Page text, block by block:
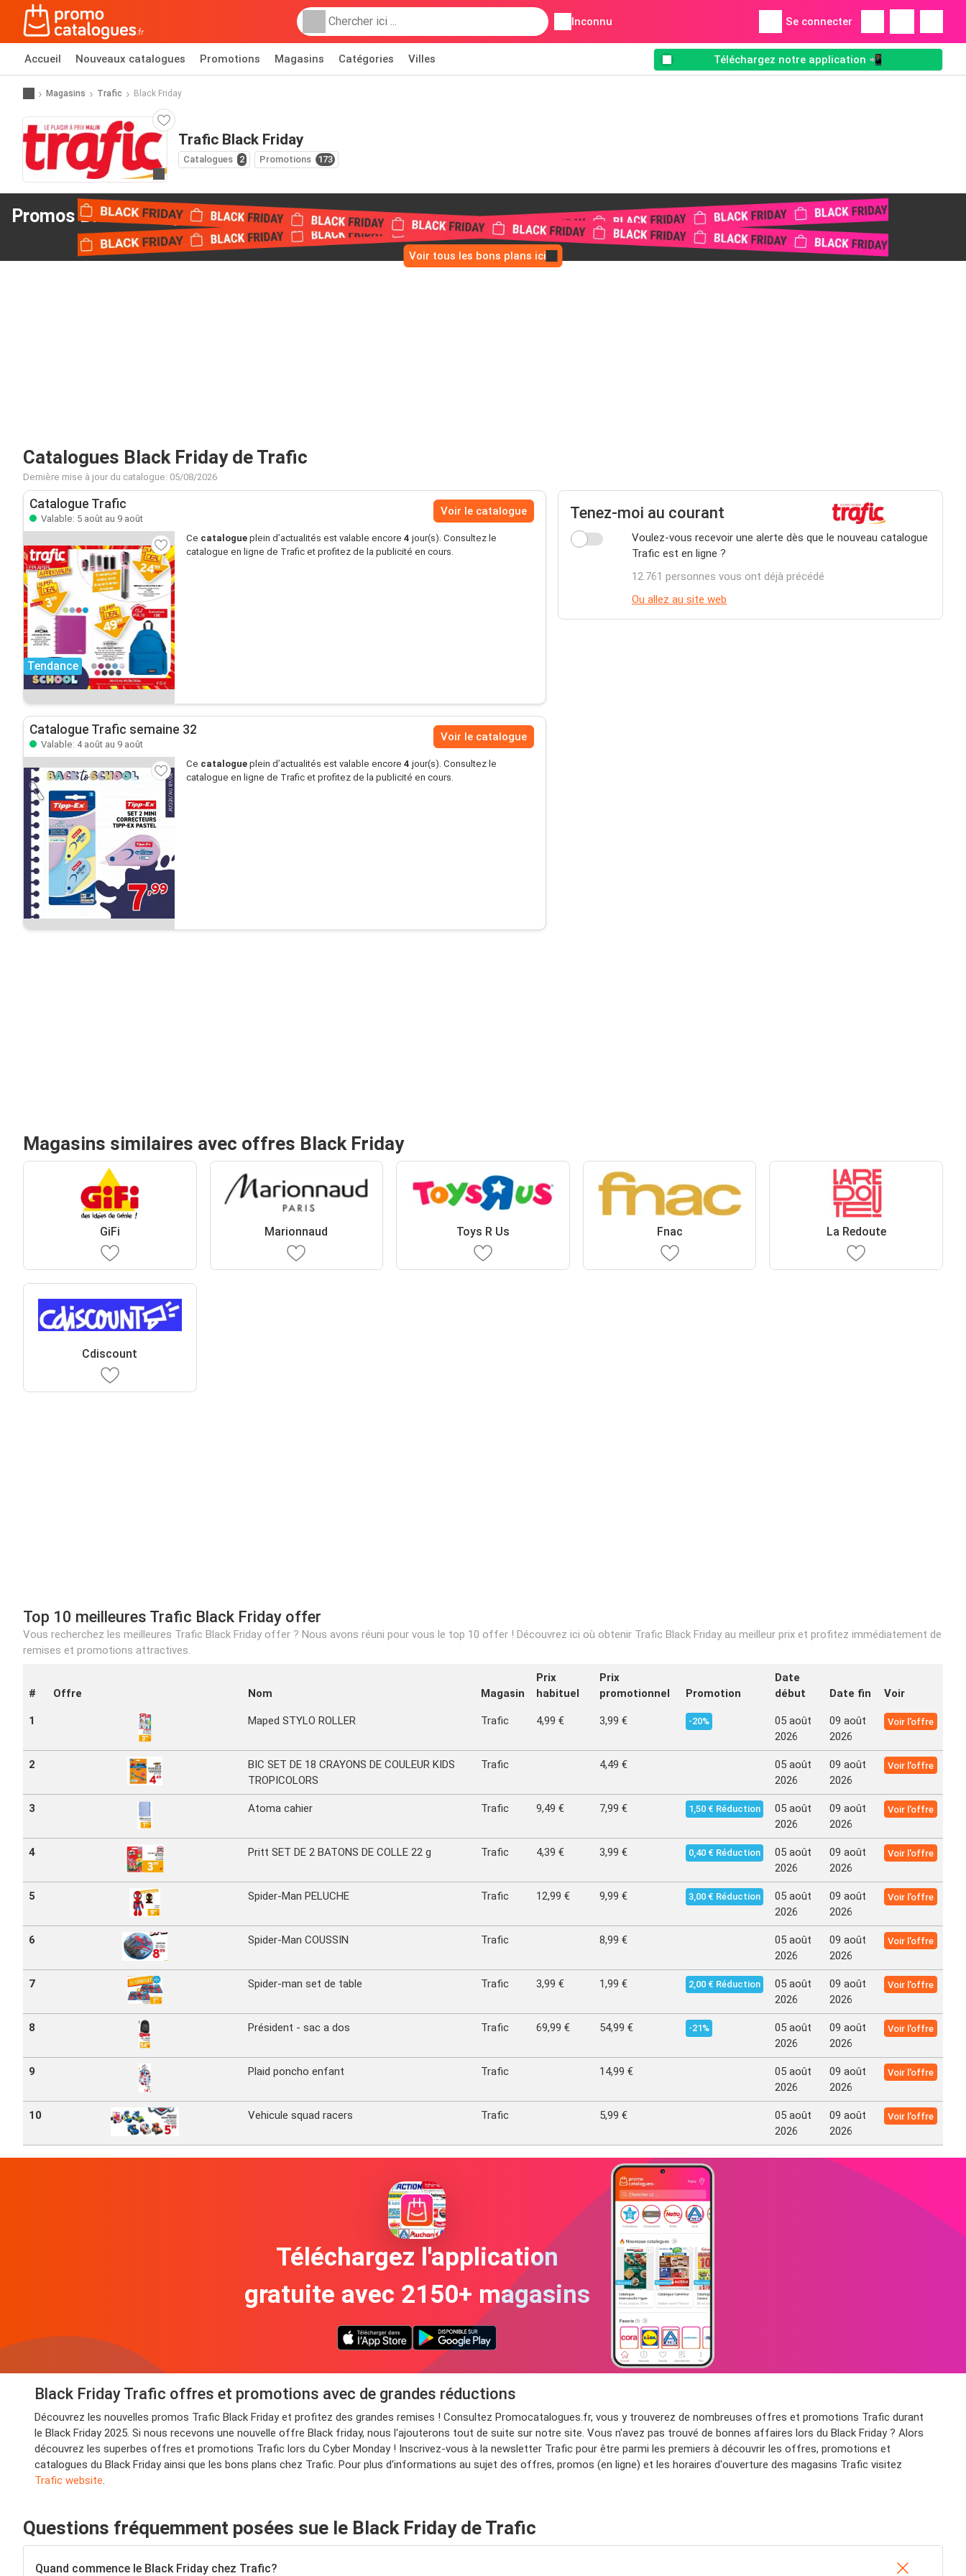
Inconnu Se connecter
Accueil Nouveaux catalogues Promotions Magasins Catégories Villes Téléchargez notre application 📲
Magasins Trafic Black Friday
Allez au site web
Trafic Black Friday
Catalogues 2 Promotions 173
Promos Black Friday de Trafic
Voir tous les bons plans ici
Catalogues Black Friday de Trafic
Dernière mise à jour du catalogue: 05/08/2026
Catalogue Trafic
Valable: 5 août au 9 août
Voir le catalogue
Tendance
Ce catalogue plein d’actualités est valable encore 4 jour(s). Consultez le
catalogue en ligne de Trafic et profitez de la publicité en cours.
Catalogue Trafic semaine 32
Valable: 4 août au 9 août
Voir le catalogue
Ce catalogue plein d’actualités est valable encore 4 jour(s). Consultez le
catalogue en ligne de Trafic et profitez de la publicité en cours.
Tenez-moi au courant
Voulez-vous recevoir une alerte dès que le nouveau catalogue
Trafic est en ligne ?
12.761 personnes vous ont déjà précédé
Ou allez au site web
Magasins similaires avec offres Black Friday
GiFi Marionnaud Toys R Us Fnac La Redoute
Cdiscount
Top 10 meilleures Trafic Black Friday offer
Vous recherchez les meilleures Trafic Black Friday offer ? Nous avons réuni pour vous le top 10 offer ! Découvrez ici où obtenir Trafic Black Friday au meilleur prix et profitez immédiatement de
remises et promotions attractives.
# Offre Nom Magasin
Prix
habituel
Prix
promotionnel
Promotion
Date
début
Date fin Voir
1 Maped STYLO ROLLER Trafic 4,99 € 3,99 € -20%
05 août
2026
09 août
2026
Voir l'offre
2
BIC SET DE 18 CRAYONS DE COULEUR KIDS
TROPICOLORS
Trafic 4,49 €
05 août
2026
09 août
2026
Voir l'offre
3 Atoma cahier Trafic 9,49 € 7,99 € 1,50 € Réduction
05 août
2026
09 août
2026
Voir l'offre
4 Pritt SET DE 2 BATONS DE COLLE 22 g Trafic 4,39 € 3,99 € 0,40 € Réduction
05 août
2026
09 août
2026
Voir l'offre
5 Spider-Man PELUCHE Trafic 12,99 € 9,99 € 3,00 € Réduction
05 août
2026
09 août
2026
Voir l'offre
6 Spider-Man COUSSIN Trafic 8,99 €
05 août
2026
09 août
2026
Voir l'offre
7 Spider-man set de table Trafic 3,99 € 1,99 € 2,00 € Réduction
05 août
2026
09 août
2026
Voir l'offre
8 Président - sac a dos Trafic 69,99 € 54,99 € -21%
05 août
2026
09 août
2026
Voir l'offre
9 Plaid poncho enfant Trafic 14,99 €
05 août
2026
09 août
2026
Voir l'offre
10 Vehicule squad racers Trafic 5,99 €
05 août
2026
09 août
2026
Voir l'offre
Téléchargez l'application
gratuite avec 2150+ magasins
Black Friday Trafic offres et promotions avec de grandes réductions
Découvrez les nouvelles promos Trafic Black Friday et profitez des grandes remises ! Consultez Promocatalogues.fr, vous y trouverez de nombreuses offres et promotions Trafic durant
le Black Friday 2025. Si nous recevons une nouvelle offre Black friday, nous l'ajouterons tout de suite sur notre site. Vous n'avez pas trouvé de bonnes affaires lors du Black Friday ? Alors
découvrez les superbes offres et promotions Trafic lors du Cyber Monday ! Inscrivez-vous à la newsletter Trafic pour être parmi les premiers à découvrir les offres, promotions et
catalogues du Black Friday ainsi que les bons plans chez Trafic. Pour plus d'informations au sujet des offres, promos (en ligne) et les horaires d'ouverture des magasins Trafic visitez
Trafic website.
Questions fréquemment posées sue le Black Friday de Trafic
Quand commence le Black Friday chez Trafic?